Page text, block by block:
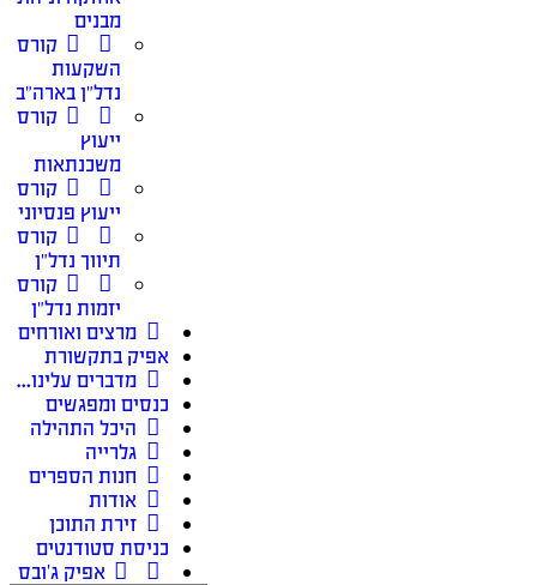
מבנים
קורס
השקעות
נדל״ן בארה״ב
קורס
ייעוץ
משכנתאות
קורס
ייעוץ פנסיוני
קורס
תיווך נדל״ן
קורס
יזמות נדל״ן
מרצים ואורחים
אפיק בתקשורת
מדברים עלינו…
כנסים ומפגשים
היכל התהילה
גלרייה
חנות הספרים
אודות
זירת התוכן
כניסת סטודנטים
אפיק ג’ובס